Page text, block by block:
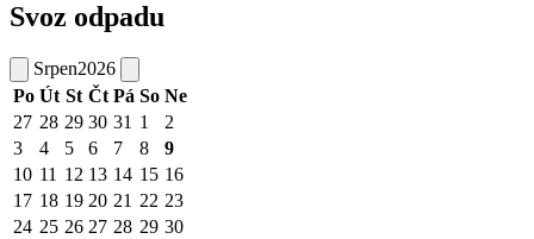
Svoz odpadu
Srpen2026
Po Út St Čt Pá So Ne
27 28 29 30 31 1
2
3
4 5 6 7 8
9
10 11 12 13 14 15 16
17 18 19 20 21 22 23
24 25 26 27 28 29 30